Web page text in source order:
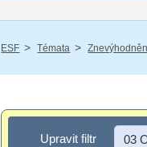
ESF / Témata /
Upravit filtr
Upravit filtr 03